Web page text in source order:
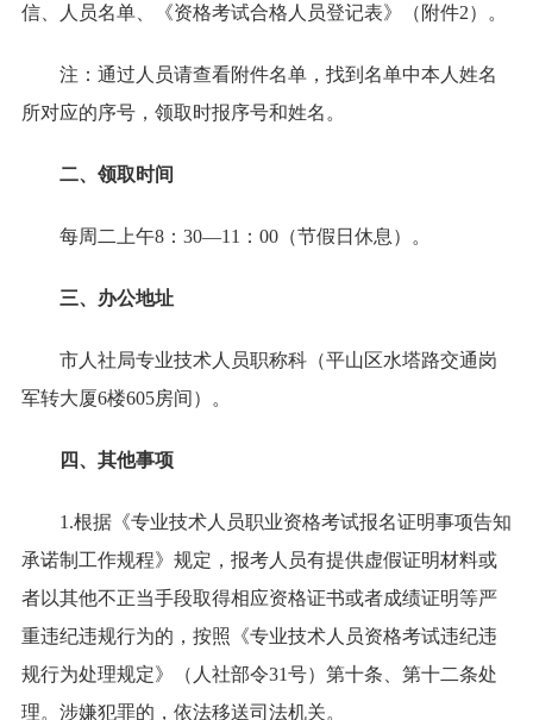
信、人员名单、《资格考试合格人员登记表》（附件2）。
注：通过人员请查看附件名单，找到名单中本人姓名
所对应的序号，领取时报序号和姓名。
二、领取时间
每周二上午8：30—11：00（节假日休息）。
三、办公地址
市人社局专业技术人员职称科（平山区水塔路交通岗
军转大厦6楼605房间）。
四、其他事项
1.根据《专业技术人员职业资格考试报名证明事项告知
承诺制工作规程》规定，报考人员有提供虚假证明材料或
者以其他不正当手段取得相应资格证书或者成绩证明等严
重违纪违规行为的，按照《专业技术人员资格考试违纪违
规行为处理规定》（人社部令31号）第十条、第十二条处
理。涉嫌犯罪的，依法移送司法机关。